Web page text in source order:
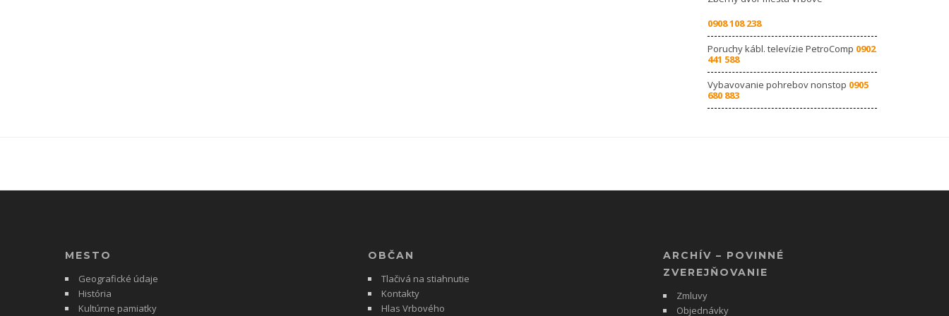
0908 108 238
Poruchy kábl. televízie PetroComp 0902
441 588
Vybavovanie pohrebov nonstop 0905
680 883
MESTO
Geografické údaje
História
Kultúrne pamiatky
OBČAN
Tlačivá na stiahnutie
Kontakty
Hlas Vrbového
ARCHÍV – POVINNÉ
ZVEREJŇOVANIE
Zmluvy
Objednávky